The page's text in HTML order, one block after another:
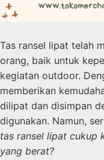
Tas ransel lipat telah
orang, baik untuk
kegiatan outdoor.
memberikan
dilipat dan disimpan
digunakan. Namun,
tas ransel lipat cukup
yang berat?